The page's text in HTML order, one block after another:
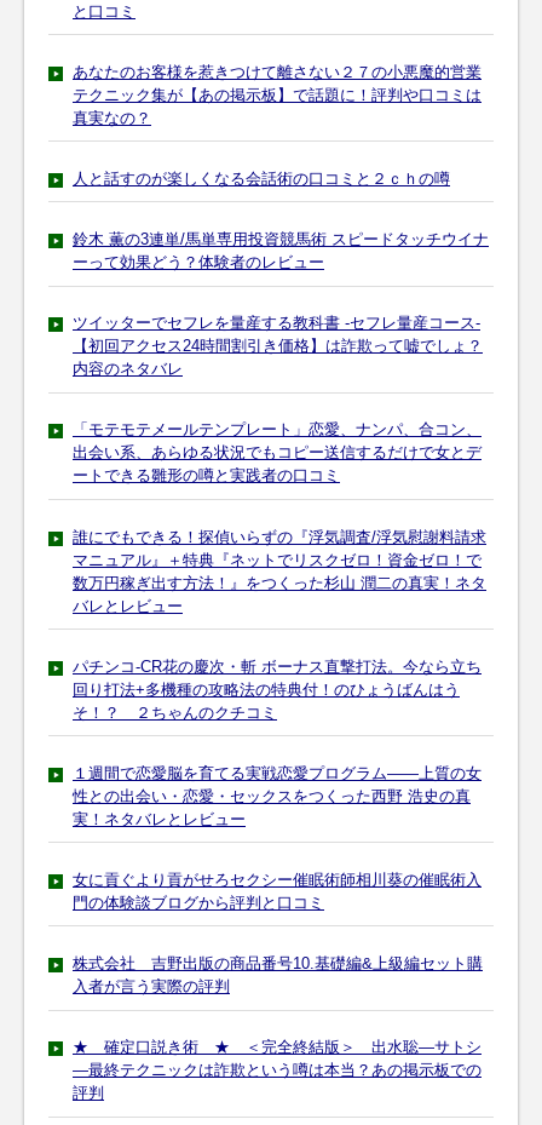
と口コミ
あなたのお客様を惹きつけて離さない２７の小悪魔的営業
テクニック集が【あの掲示板】で話題に！評判や口コミは
真実なの？
人と話すのが楽しくなる会話術の口コミと２ｃｈの噂
鈴木 薫の3連単/馬単専用投資競馬術 スピードタッチウイナ
ーって効果どう？体験者のレビュー
ツイッターでセフレを量産する教科書 -セフレ量産コース-
【初回アクセス24時間割引き価格】は詐欺って嘘でしょ？
内容のネタバレ
「モテモテメールテンプレート」恋愛、ナンパ、合コン、
出会い系、あらゆる状況でもコピー送信するだけで女とデ
ートできる雛形の噂と実践者の口コミ
誰にでもできる！探偵いらずの『浮気調査/浮気慰謝料請求
マニュアル』＋特典『ネットでリスクゼロ！資金ゼロ！で
数万円稼ぎ出す方法！』をつくった杉山 潤二の真実！ネタ
バレとレビュー
パチンコ-CR花の慶次・斬 ボーナス直撃打法。今なら立ち
回り打法+多機種の攻略法の特典付！のひょうばんはう
そ！？ ２ちゃんのクチコミ
１週間で恋愛脳を育てる実戦恋愛プログラム――上質の女
性との出会い・恋愛・セックスをつくった西野 浩史の真
実！ネタバレとレビュー
女に貢ぐより貢がせろセクシー催眠術師相川葵の催眠術入
門の体験談ブログから評判と口コミ
株式会社 吉野出版の商品番号10.基礎編&上級編セット購
入者が言う実際の評判
★ 確定口説き術 ★ ＜完全終結版＞ 出水聡―サトシ
―最終テクニックは詐欺という噂は本当？あの掲示板での
評判